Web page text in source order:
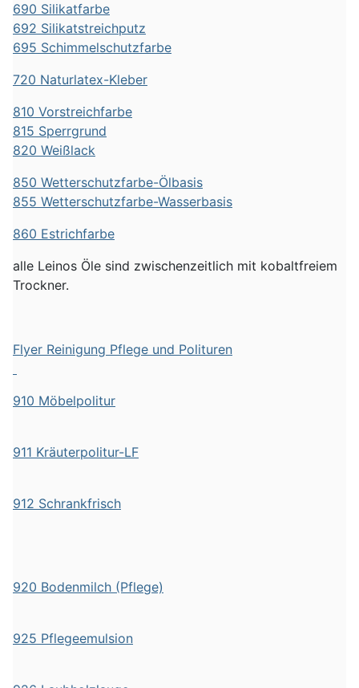
690 Silikatfarbe
692 Silikatstreichputz
695 Schimmelschutzfarbe
720 Naturlatex-Kleber
810 Vorstreichfarbe
815 Sperrgrund
820 Weißlack
850 Wetterschutzfarbe-Ölbasis
855 Wetterschutzfarbe-Wasserbasis
860 Estrichfarbe
alle Leinos Öle sind zwischenzeitlich mit kobaltfreiem
Trockner.
Flyer Reinigung Pflege und Polituren
910 Möbelpolitur
911 Kräuterpolitur-LF
912 Schrankfrisch
920 Bodenmilch (Pflege)
925 Pflegeemulsion